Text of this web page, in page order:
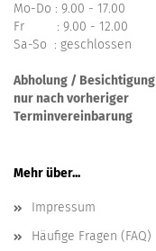
Mo-Do : 9.00 - 17.00
Fr : 9.00 - 12.00
Sa-So : geschlossen
Abholung / Besichtigung
nur nach vorheriger
Terminvereinbarung
Mehr über...
Impressum
Häufige Fragen (FAQ)